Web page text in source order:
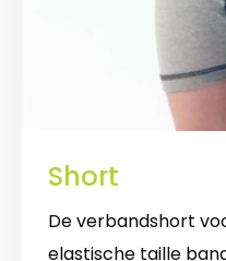
Short
De verbandshort
elastische taille